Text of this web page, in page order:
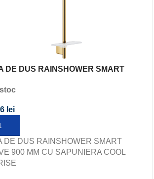
DE DUS RAINSHOWER SMART
stoc
lei
ÎN COȘ
DE DUS RAINSHOWER SMART
900 MM CU SAPUNIERA COOL